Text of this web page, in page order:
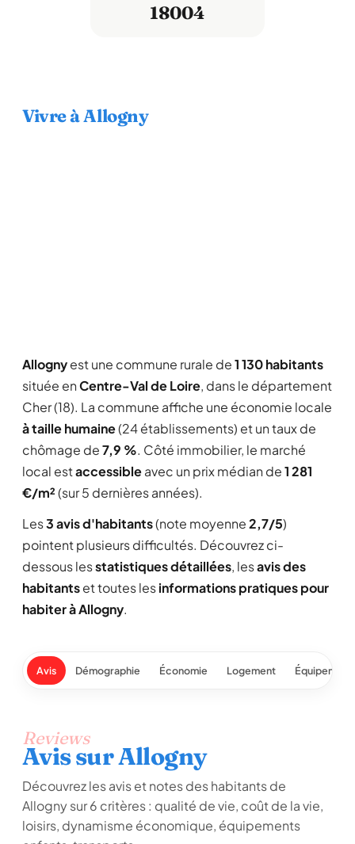
18004
Vivre à Allogny
Allognyest une commune rurale de1 130 habitants
située enCentre-Val de Loire, dans le département
Cher (18). La commune affiche une économie locale
à taille humaine(24 établissements) et un taux de
chômage de7,9 %. Côté immobilier, le marché
local estaccessibleavec un prix médian de1 281
€/m²(sur 5 dernières années).
Les3 avis d'habitants(note moyenne2,7/5)
pointent plusieurs difficultés. Découvrez ci-
dessous lesstatistiques détaillées, lesavis des
habitantset toutes lesinformations pratiques pour
habiter à Allogny.
Avis Démographie Économie Logement
Reviews
Avis sur Allogny
Découvrez les avis et notes des habitants de
Allogny sur 6 critères : qualité de vie, coût de la vie,
loisirs, dynamisme économique, équipements